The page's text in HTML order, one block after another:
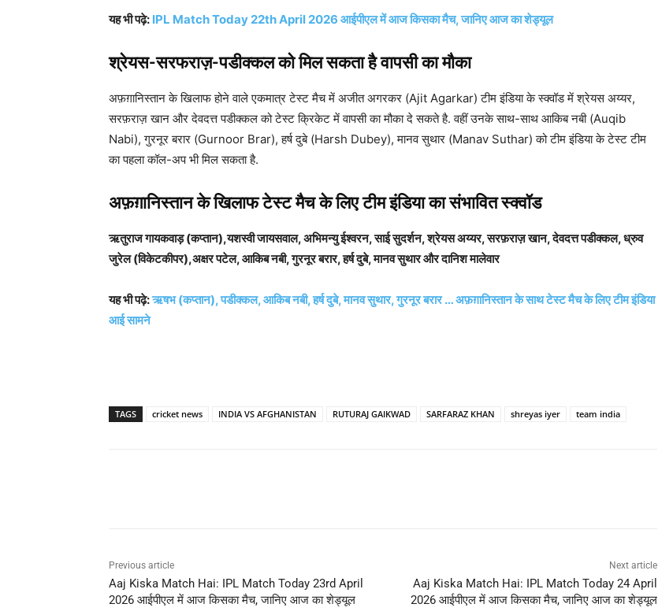
यह भी पढ़े: IPL Match Today 22th April 2026 आईपीएल में आज किसका मैच, जानिए आज का शेड्यूल
श्रेयस-सरफराज़-पडीक्कल को मिल सकता है वापसी का मौका
अफ़ग़ानिस्तान के खिलाफ होने वाले एकमात्र टेस्ट मैच में अजीत अगरकर (Ajit Agarkar) टीम इंडिया के स्क्वॉड में श्रेयस अय्यर,
सरफ़राज़ खान और देवदत्त पडीक्कल को टेस्ट क्रिकेट में वापसी का मौका दे सकते है. वहीं उनके साथ-साथ आकिब नबी (Auqib
Nabi), गुरनूर बरार (Gurnoor Brar), हर्ष दुबे (Harsh Dubey), मानव सुथार (Manav Suthar) को टीम इंडिया के टेस्ट टीम
का पहला कॉल-अप भी मिल सकता है.
अफ़ग़ानिस्तान के खिलाफ टेस्ट मैच के लिए टीम इंडिया का संभावित स्क्वॉड
ऋतुराज गायकवाड़ (कप्तान),यशस्वी जायसवाल, अभिमन्यु ईश्वरन, साई सुदर्शन, श्रेयस अय्यर, सरफ़राज़ खान, देवदत्त पडीक्कल, ध्रुव
जुरेल (विकेटकीपर),अक्षर पटेल, आकिब नबी, गुरनूर बरार, हर्ष दुबे, मानव सुथार और दानिश मालेवार
यह भी पढ़े:ऋषभ (कप्तान), पडीक्कल, आकिब नबी, हर्ष दुबे, मानव सुथार, गुरनूर बरार … अफ़ग़ानिस्तान के साथ टेस्ट मैच के लिए टीम इंडिया
आई सामने
TAGS cricket news INDIA VS AFGHANISTAN RUTURAJ GAIKWAD SARFARAZ KHAN shreyas iyer team india
Previous article
Aaj Kiska Match Hai: IPL Match Today 23rd April
2026 आईपीएल में आज किसका मैच, जानिए आज का शेड्यूल
Next article
Aaj Kiska Match Hai: IPL Match Today 24 April
2026 आईपीएल में आज किसका मैच, जानिए आज का शेड्यूल